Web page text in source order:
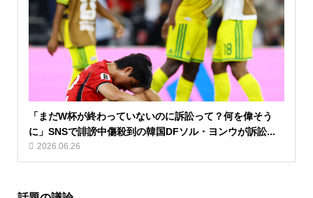
「まだW杯が終わっていないのに訴訟って？何を偉そう
に」SNSで誹謗中傷殺到の韓国DFソル・ヨンウが訴訟...
2026.06.26